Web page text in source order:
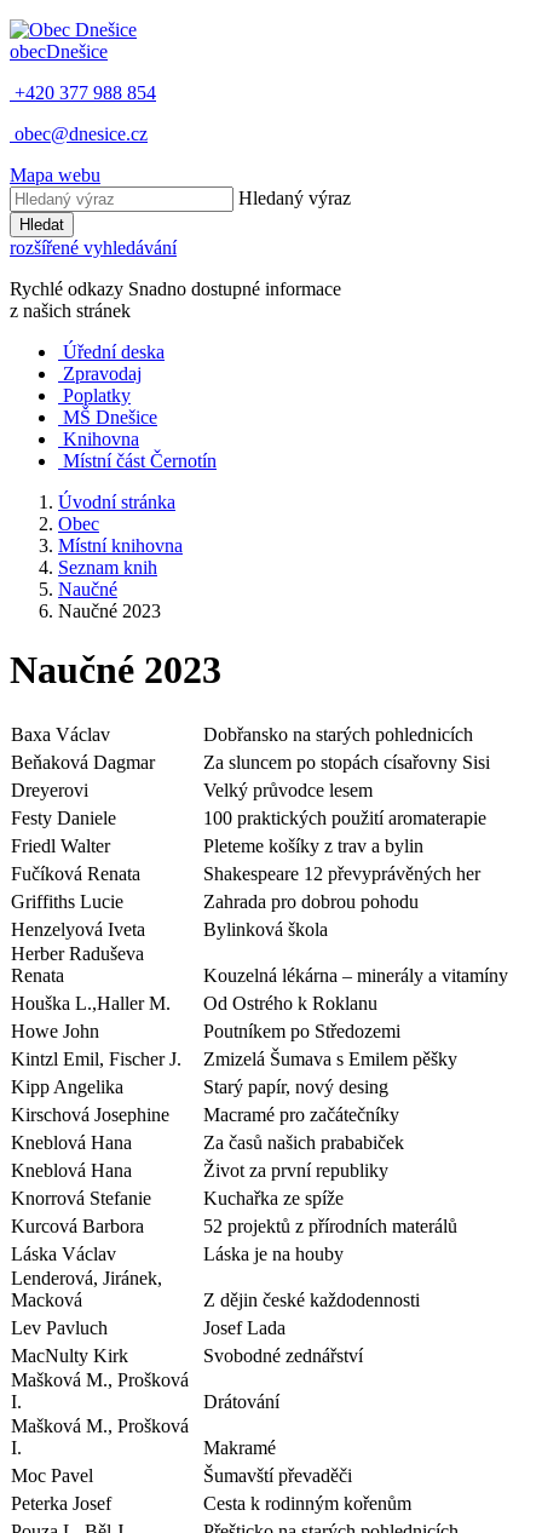
obecDnešice
+420 377 988 854
obec@dnesice.cz
Mapa webu
Hledaný výraz
Hledat
rozšířené vyhledávání
Rychlé odkazy Snadno dostupné informace
z našich stránek
Úřední deska
Zpravodaj
Poplatky
MŠ Dnešice
Knihovna
Místní část Černotín
Úvodní stránka
Obec
Místní knihovna
Seznam knih
Naučné
Naučné 2023
Naučné 2023
Baxa Václav
Dobřansko na starých pohlednicích
Beňaková Dagmar
Za sluncem po stopách císařovny Sisi
Dreyerovi
Velký průvodce lesem
Festy Daniele
100 praktických použití aromaterapie
Friedl Walter
Pleteme košíky z trav a bylin
Fučíková Renata
Shakespeare 12 převyprávěných her
Griffiths Lucie
Zahrada pro dobrou pohodu
Henzelyová Iveta
Bylinková škola
Herber Raduševa
Renata
Kouzelná lékárna – minerály a vitamíny
Houška L.,Haller M.
Od Ostrého k Roklanu
Howe John
Poutníkem po Středozemi
Kintzl Emil, Fischer J.
Zmizelá Šumava s Emilem pěšky
Kipp Angelika
Starý papír, nový desing
Kirschová Josephine
Macramé pro začátečníky
Kneblová Hana
Za časů našich prababiček
Kneblová Hana
Život za první republiky
Knorrová Stefanie
Kuchařka ze spíže
Kurcová Barbora
52 projektů z přírodních materálů
Láska Václav
Láska je na houby
Lenderová, Jiránek,
Macková
Z dějin české každodennosti
Lev Pavluch
Josef Lada
MacNulty Kirk
Svobodné zednářství
Mašková M., Prošková
I.
Drátování
Mašková M., Prošková
I.
Makramé
Moc Pavel
Šumavští převaděči
Peterka Josef
Cesta k rodinným kořenům